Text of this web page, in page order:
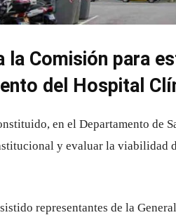
la Comisión para
del Hospital
en el Departamento de
y evaluar la viabilidad
representantes de la